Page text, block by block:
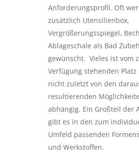
Anforderungsprofil. Oft
zusätzlich Utensilienbox,
Vergrößerungsspiegel,
Ablageschale als Bad
gewünscht. Vieles ist vom
Verfügung stehenden Platz
nicht zuletzt von den
resultierenden
abhängig. Ein Großteil der
gibt es in den zum
Umfeld passenden
und Werkstoffen.